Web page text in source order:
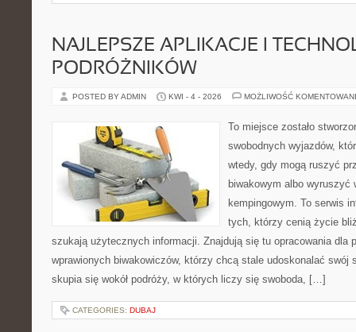
NAJLEPSZE APLIKACJE I
PODRÓŻNIKÓW
POSTED BY ADMIN KWI - 4 - 2026 MOŻLIWOŚĆ
To miejsce zostało
swobodnych wyjazdów,
wtedy, gdy mogą ruszyć
biwakowym albo wyruszyć
kempingowym. To serwis
tych, którzy cenią życie
szukają użytecznych informacji. Znajdują się tu opracowania dla
wprawionych biwakowiczów, którzy chcą stale udoskonalać swój
skupia się wokół podróży, w których liczy się swoboda, […]
CATEGORIES: DUBAJ